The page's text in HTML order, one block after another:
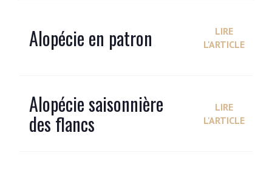
Alopécie en patron
LIRE
L'ARTICLE
Alopécie saisonnière
des flancs
LIRE
L'ARTICLE